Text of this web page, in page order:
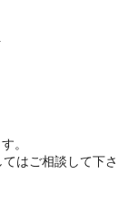
。
はご相談して下さ